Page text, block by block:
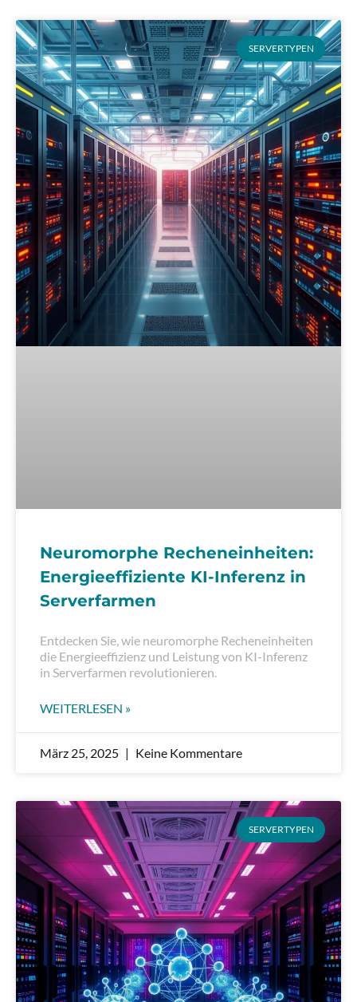
SERVERTYPEN
Neuromorphe Recheneinheiten:
Energieeffiziente KI-Inferenz in
Serverfarmen
Entdecken Sie, wie neuromorphe Recheneinheiten
die Energieeffizienz und Leistung von KI-Inferenz
in Serverfarmen revolutionieren.
WEITERLESEN »
März 25, 2025 Keine Kommentare
SERVERTYPEN